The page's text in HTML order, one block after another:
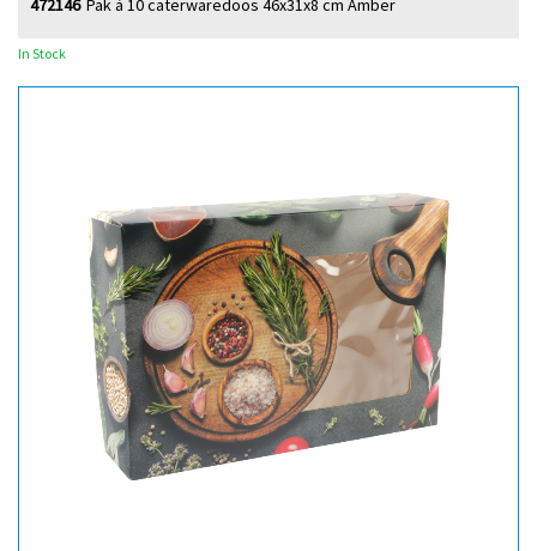
Pak à 10 caterwaredoos 46x31x8 cm Amber
472146
In Stock